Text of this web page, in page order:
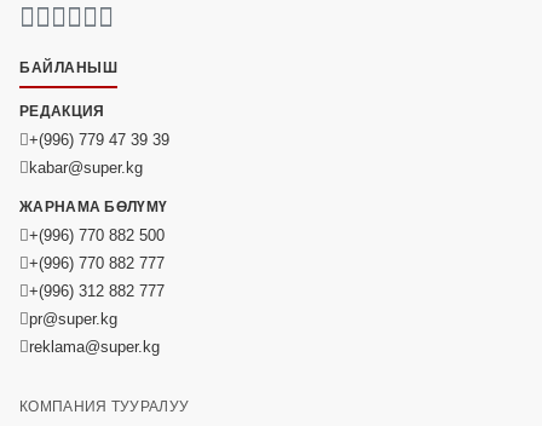
БАЙЛАНЫШ
РЕДАКЦИЯ
+(996) 779 47 39 39
kabar@super.kg
ЖАРНАМА БӨЛҮМҮ
+(996) 770 882 500
+(996) 770 882 777
+(996) 312 882 777
pr@super.kg
reklama@super.kg
КОМПАНИЯ ТУУРАЛУУ